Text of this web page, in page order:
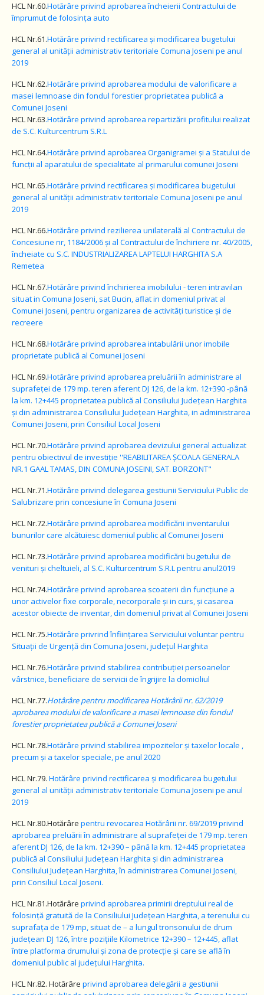
HCL Nr.60.Hotărâre privind aprobarea încheierii Contractului de
împrumut de folosința auto
HCL Nr.61.Hotărâre privind rectificarea și modificarea bugetului
general al unității administrativ teritoriale Comuna Joseni pe anul
2019
HCL Nr.62.Hotărâre privind aprobarea modului de valorificare a
masei lemnoase din fondul forestier proprietatea publică a
Comunei Joseni
HCL Nr.63.Hotărâre privind aprobarea repartizării profitului realizat
de S.C. Kulturcentrum S.R.L
HCL Nr.64.Hotărâre privind aprobarea Organigramei și a Statului de
funcții al aparatului de specialitate al primarului comunei Joseni
HCL Nr.65.Hotărâre privind rectificarea și modificarea bugetului
general al unității administrativ teritoriale Comuna Joseni pe anul
2019
HCL Nr.66.Hotărâre privind rezilierea unilaterală al Contractului de
Concesiune nr, 1184/2006 și al Contractului de închiriere nr. 40/2005,
încheiate cu S.C. INDUSTRIALIZAREA LAPTELUI HARGHITA S.A
Remetea
HCL Nr.67.Hotărâre privind închirierea imobilului - teren intravilan
situat in Comuna Joseni, sat Bucin, aflat in domeniul privat al
Comunei Joseni, pentru organizarea de activități turistice și de
recreere
HCL Nr.68.Hotărâre privind aprobarea intabulării unor imobile
proprietate publică al Comunei Joseni
HCL Nr.69.Hotărâre privind aprobarea preluării în administrare al
suprafeței de 179 mp. teren aferent DJ 126, de la km. 12+390 -până
la km. 12+445 proprietatea publică al Consiliului Județean Harghita
și din administrarea Consiliului Județean Harghita, in administrarea
Comunei Joseni, prin Consiliul Local Joseni
HCL Nr.70.Hotărâre privind aprobarea devizului general actualizat
pentru obiectivul de investiție ''REABILITAREA ȘCOALA GENERALA
NR.1 GAAL TAMAS, DIN COMUNA JOSEINI, SAT. BORZONT"
HCL Nr.71.Hotărâre privind delegarea gestiunii Serviciului Public de
Salubrizare prin concesiune în Comuna Joseni
HCL Nr.72.Hotărâre privind aprobarea modificării inventarului
bunurilor care alcătuiesc domeniul public al Comunei Joseni
HCL Nr.73.Hotărâre privind aprobarea modificării bugetului de
venituri și cheltuieli, al S.C. Kulturcentrum S.R.L pentru anul2019
HCL Nr.74.Hotărâre privind aprobarea scoaterii din funcțiune a
unor activelor fixe corporale, necorporale și in curs, și casarea
acestor obiecte de inventar, din domeniul privat al Comunei Joseni
HCL Nr.75.Hotărâre privrind înființarea Serviciului voluntar pentru
Situații de Urgență din Comuna Joseni, județul Harghita
HCL Nr.76.Hotărâre privind stabilirea contribuției persoanelor
vârstnice, beneficiare de servicii de îngrijire la domiciliul
HCL Nr.77.Hotârârepentru modificarea Hotărârii nr. 62/2019
aprobarea modului de valorificare a masei lemnoase din fondul
forestier proprietatea publică a Comunei Joseni
HCL Nr.78.Hotărâre privind stabilirea impozitelor și taxelor locale ,
precum și a taxelor speciale, pe anul 2020
HCL Nr.79. Hotărâre privind rectificarea și modificarea bugetului
general al unității administrativ teritoriale Comuna Joseni pe anul
2019
HCL Nr.80.Hotărâre pentru revocarea Hotărârii nr. 69/2019 privind
aprobarea preluării în administrare al suprafeței de 179 mp. teren
aferent DJ 126, de la km. 12+390 – până la km. 12+445 proprietatea
publică al Consiliului Județean Harghita și din administrarea
Consiliului Județean Harghita, în administrarea Comunei Joseni,
prin Consiliul Local Joseni.
HCL Nr.81.Hotărâre privind aprobarea primirii dreptului real de
folosință gratuită de la Consiliului Județean Harghita, a terenului cu
suprafața de 179 mp, situat de – a lungul tronsonului de drum
județean DJ 126, între pozițiile Kilometrice 12+390 – 12+445, aflat
între platforma drumului și zona de protecție și care se află în
domeniul public al județului Harghita.
HCL Nr.82. Hotărâre privind aprobarea delegării a gestiunii